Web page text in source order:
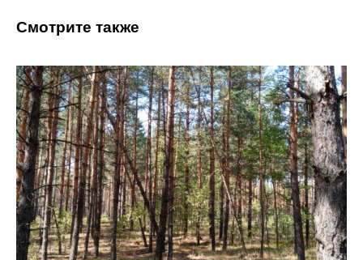
Смотрите также